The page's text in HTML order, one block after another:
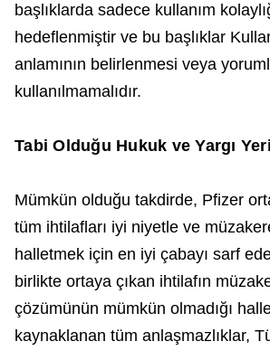
başlıklarda sadece kullanım
hedeflenmiştir ve bu başlıklar
anlamının belirlenmesi veya
kullanılmamalıdır.
Tabi Olduğu Hukuk ve Yargı Yeri
Mümkün olduğu takdirde, Pfizer
tüm ihtilafları iyi niyetle ve
halletmek için en iyi çabayı sarf
birlikte ortaya çıkan ihtilafın
çözümünün mümkün olmadığı
kaynaklanan tüm anlaşmazlıklar,